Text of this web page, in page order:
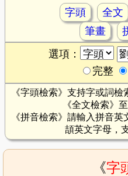
字頭 全文
筆畫
選項：
完整
《字頭檢索》支持字或詞檢
《全文檢索》
《拼音檢索》請輸入拼音
頡英文字母，
《字